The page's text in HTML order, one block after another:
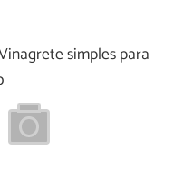
simples para